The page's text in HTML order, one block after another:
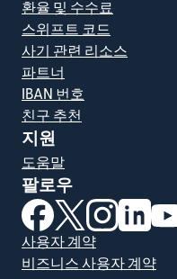
환율 및 수수료
스위프트 코드
사기 관련 리소스
파트너
IBAN 번호
친구 추천
지원
도움말
팔로우
(새 창에서 열림)
(새 창에서 열
(새 창에
(새
사용자 계약
비즈니스 사용자 계약